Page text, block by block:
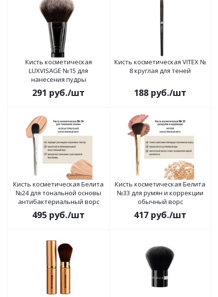
Кисть косметическая
LUXVISAGE №15 для
нанесения пудры
291 руб./шт
Кисть косметическая VITEX №
8 круглая для теней
188 руб./шт
Кисть косметическая Белита
№24 для тональной основы
антибактериальный ворс
495 руб./шт
Кисть косметическая Белита
№33 для румян и коррекции
обычный ворс
417 руб./шт